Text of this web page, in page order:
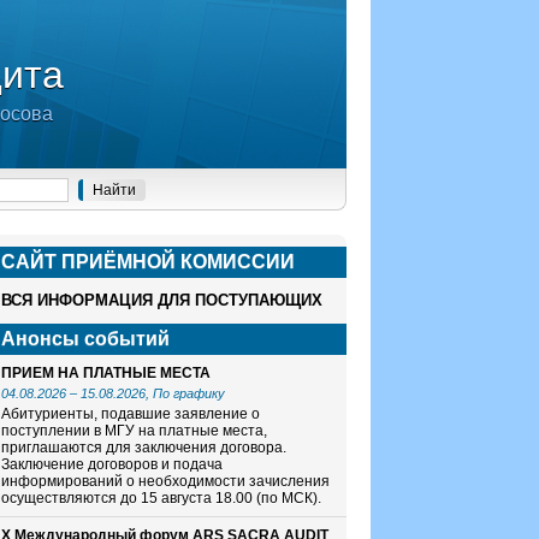
САЙТ ПРИЁМНОЙ КОМИСCИИ
ВСЯ ИНФОРМАЦИЯ ДЛЯ ПОСТУПАЮЩИХ
Анонсы событий
ПРИЕМ НА ПЛАТНЫЕ МЕСТА
04.08.2026 – 15.08.2026 , По графику
Абитуриенты, подавшие заявление о
поступлении в МГУ на платные места,
приглашаются для заключения договора.
Заключение договоров и подача
информирований о необходимости зачисления
осуществляются до 15 августа 18.00 (по МСК).
X Международный форум ARS SACRA AUDIT